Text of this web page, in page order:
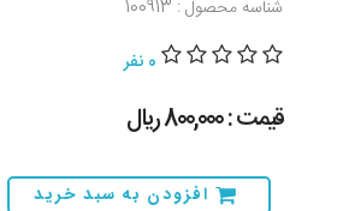
شناسه محصول : 100913
0 نفر
قیمت : 800,000 ريال
افزودن به سبد خرید